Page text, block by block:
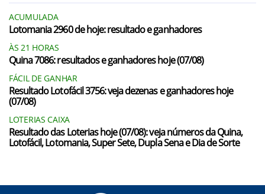
ACUMULADA
Lotomania 2960 de hoje: resultado e ganhadores
ÀS 21 HORAS
Quina 7086: resultados e ganhadores hoje (07/08)
FÁCIL DE GANHAR
Resultado Lotofácil 3756: veja dezenas e ganhadores hoje
(07/08)
LOTERIAS CAIXA
Resultado das Loterias hoje (07/08): veja números da Quina,
Lotofácil, Lotomania, Super Sete, Dupla Sena e Dia de Sorte